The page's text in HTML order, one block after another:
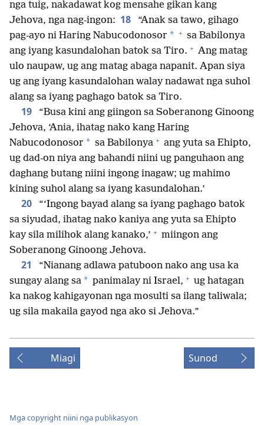
nga tuig, nakadawat kog mensahe gikan kang
Jehova, nga nag-ingon: 18
“Anak sa tawo, gihago
pag-ayo ni Haring Nabucodonosor * + sa Babilonya
ang iyang kasundalohan batok sa Tiro. + Ang matag
ulo naupaw, ug ang matag abaga napanit. Apan siya
ug ang iyang kasundalohan walay nadawat nga suhol
alang sa iyang paghago batok sa Tiro.
19
“Busa kini ang giingon sa Soberanong Ginoong
Jehova, ‘Ania, ihatag nako kang Haring
Nabucodonosor * sa Babilonya + ang yuta sa Ehipto,
ug dad-on niya ang bahandi niini ug panguhaon ang
daghang butang niini ingong inagaw; ug mahimo
kining suhol alang sa iyang kasundalohan.’
20
“‘Ingong bayad alang sa iyang paghago batok
sa siyudad, ihatag nako kaniya ang yuta sa Ehipto
kay sila milihok alang kanako,’ + miingon ang
Soberanong Ginoong Jehova.
21
“Nianang adlawa patuboon nako ang usa ka
sungay alang sa * panimalay ni Israel, + ug hatagan
ka nakog kahigayonan nga mosulti sa ilang taliwala;
ug sila makaila gayod nga ako si Jehova.”
Miagi Sunod
Mga copyright niini nga publikasyon